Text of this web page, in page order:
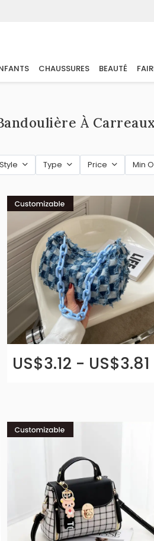
CHAUSSURES BEAUTÉ
À
Style Type Price Min
US$3.12 - US$3.81